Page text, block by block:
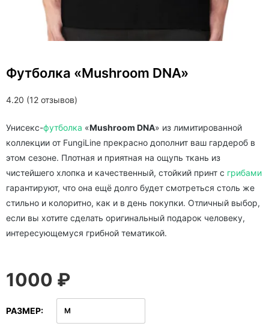
4.20 (12 отзывов)
Футболка «Mushroom DNA»
Унисекс-футболка «Mushroom DNA» из лимитированной
коллекции от FungiLine прекрасно дополнит ваш гардероб в
этом сезоне. Плотная и приятная на ощупь ткань из
чистейшего хлопка и качественный, стойкий принт с грибами
гарантируют, что она ещё долго будет смотреться столь же
стильно и колоритно, как и в день покупки. Отличный выбор,
если вы хотите сделать оригинальный подарок человеку,
интересующемуся грибной тематикой.
1000 ₽
РАЗМЕР